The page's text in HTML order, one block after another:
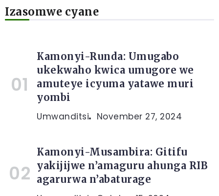
Izasomwe cyane
Kamonyi-Runda: Umugabo
ukekwaho kwica umugore we
amuteye icyuma yatawe muri
yombi
Umwanditsi November 27, 2024
Kamonyi-Musambira: Gitifu
yakijijwe n’amaguru ahunga RIB
agarurwa n’abaturage